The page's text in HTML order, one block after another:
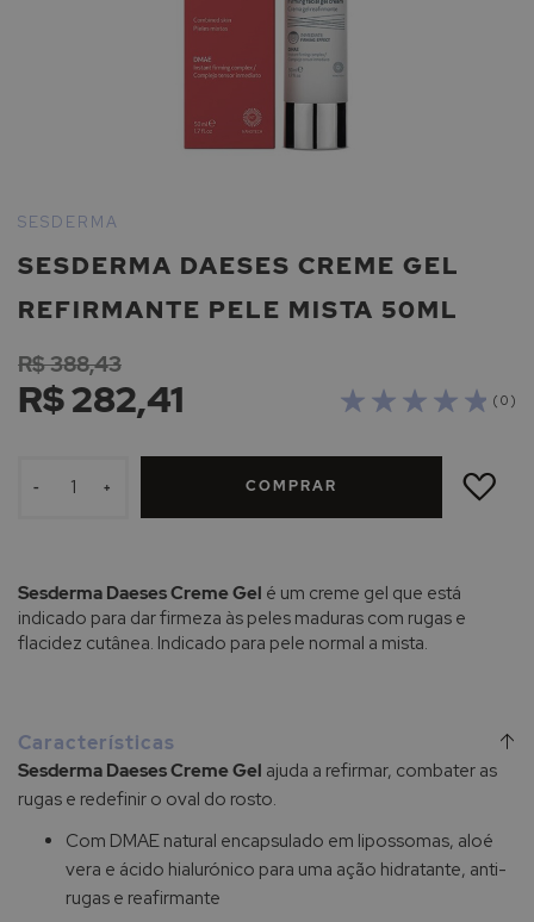
para
início
Galeria
imagens
SESDERMA DAESES CREME GEL
REFIRMANTE PELE MISTA 50ML
SESDERMA
( 0 )
R$ 282,41
R$ 388,43
- + COMPRAR
ADICIONAR
LISTA
Sesderma Daeses Creme Gel é um creme gel que está
indicado para dar firmeza às peles maduras com rugas e
flacidez cutânea. Indicado para pele normal a mista.
Características
Sesderma Daeses Creme Gel ajuda a refirmar, combater as
rugas e redefinir o oval do rosto.
Com DMAE natural encapsulado em lipossomas, aloé
vera e ácido hialurónico para uma ação hidratante, anti-
rugas e reafirmante